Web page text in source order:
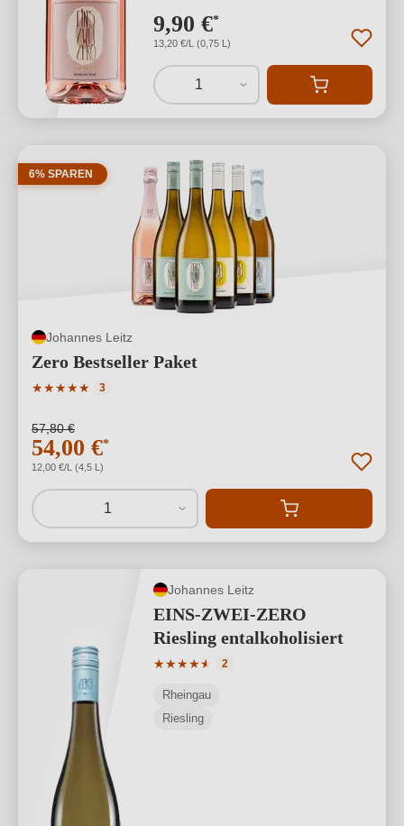
9,90 €*
13,20 €/L (0,75 L)
1
6% SPAREN
Johannes Leitz
Zero Bestseller Paket
★★★★★
Durchschnittliche Bewertung von 5 von 5 Sternen
3
57,80 €
54,00 €*
12,00 €/L (4,5 L)
1
Johannes Leitz
EINS-ZWEI-ZERO
Riesling entalkoholisiert
★★★★★
★
Durchschnittliche Bewertung von 4.5
2
Rheingau
Riesling